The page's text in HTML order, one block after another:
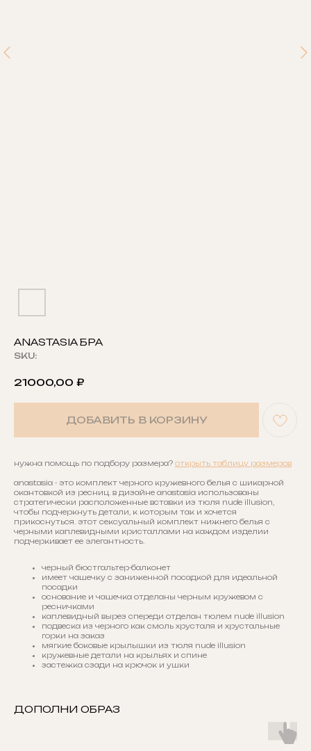
ANASTASIA БРА
SKU:
21000,00 ₽
ДОБАВИТЬ В КОРЗИНУ
нужна помощь по подбору размера? открыть таблицу размеров
anastasia - это комплект черного кружевного белья с шикарной
окантовкой из ресниц. в дизайне anastasia использованы
стратегически расположенные вставки из тюля nude illusion,
чтобы подчеркнуть детали, к которым так и хочется
прикоснуться. этот сексуальный комплект нижнего белья с
черными каплевидными кристаллами на каждом изделии
подчеркивает ее элегантность.
черный бюстгальтер-балконет
имеет чашечку с заниженной посадкой для идеальной
посадки
основание и чашечка отделаны черным кружевом с
ресничками
каплевидный вырез спереди отделан тюлем nude illusion
подвеска из черного как смоль хрусталя и хрустальные
горки на заказ
мягкие боковые крылышки из тюля nude illusion
кружевные детали на крыльях и спине
застежка сзади на крючок и ушки
ДОПОЛНИ ОБРАЗ